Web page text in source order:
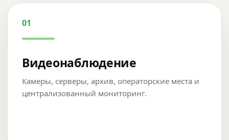
01
Видеонаблюдение
Камеры, серверы, архив, операторские места и
централизованный мониторинг.